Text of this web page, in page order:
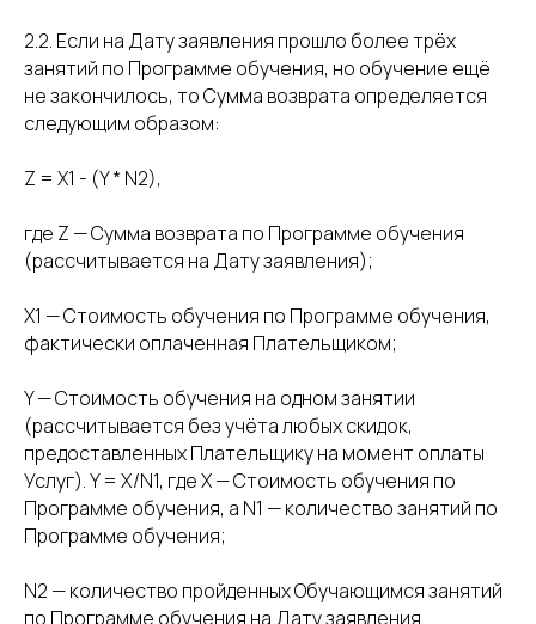
2.2. Если на Дату заявления прошло более трёх
занятий по Программе обучения, но обучение ещё
не закончилось, то Сумма возврата определяется
следующим образом:
Z = X1 - (Y * N2),
где Z — Сумма возврата по Программе обучения
(рассчитывается на Дату заявления);
X1 — Стоимость обучения по Программе обучения,
фактически оплаченная Плательщиком;
Y — Стоимость обучения на одном занятии
(рассчитывается без учёта любых скидок,
предоставленных Плательщику на момент оплаты
Услуг). Y = X/N1, где X — Стоимость обучения по
Программе обучения, а N1 — количество занятий по
Программе обучения;
N2 — количество пройденных Обучающимся занятий
по Программе обучения на Дату заявления.